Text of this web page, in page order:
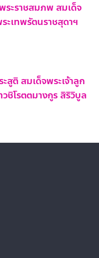
ะราชสมภพ สมเด็จ
ะเทพรัตนราชสุดาฯ
สูติ สมเด็จพระเจ้าลูก
ชิโรตตมางกูร สิริวิบูล